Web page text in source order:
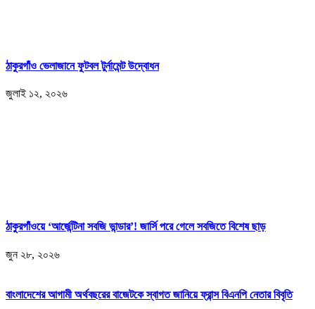
ঠাকুরগাঁও ভেলাজানে ফুটবল টুর্নামেন্ট উদ্বোধন
জুলাই ১২, ২০২৬
ঠাকুরগাঁওয়ে ‘আর্জেন্টিনা সবজি ভান্ডার’! জার্সি পরে গেলে সবজিতে বিশেষ ছাড়
জুন ২৮, ২০২৬
বাংলাদেশের আগামী অর্থবছরের বাজেটকে স্বাগত জানিয়ে ফ্রান্স বিএনপি নেতার বিবৃতি